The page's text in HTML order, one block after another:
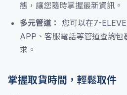
態，讓您隨時掌握最新資訊。
多元管道： 您可以在7-
APP、客服電話等管道查詢包
求。
掌握取貨時間，輕鬆取件